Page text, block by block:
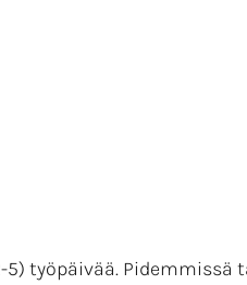
työpäivää. Pidemmissä